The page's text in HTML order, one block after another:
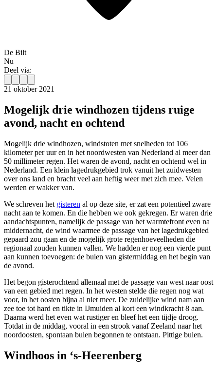
De Bilt
Nu
Deel via:
21 oktober 2021
Mogelijk drie windhozen tijdens ruige
avond, nacht en ochtend
Mogelijk drie windhozen, windstoten met snelheden tot 106
kilometer per uur en in het noordwesten van Nederland al meer dan
50 millimeter regen. Het waren de avond, nacht en ochtend wel in
Nederland. Een klein lagedrukgebied trok vanuit het zuidwesten
over ons land en bracht veel aan heftig weer met zich mee. Velen
werden er wakker van.
We schreven het gisteren al op deze site, er zat een potentieel zware
nacht aan te komen. En die hebben we ook gekregen. Er waren drie
aandachtspunten, namelijk de passage van het warmtefront even na
middernacht, de wind waarmee de passage van het lagedrukgebied
gepaard zou gaan en de mogelijk grote regenhoeveelheden die
regionaal zouden kunnen vallen. We hadden er nog een vierde punt
aan kunnen toevoegen: de buien van gistermiddag en het begin van
de avond.
Het begon gisterochtend allemaal met de passage van west naar oost
van een gebied met regen. In het westen stelde die regen nog wat
voor, in het oosten bijna al niet meer. De zuidelijke wind nam aan
zee toe tot hard en tikte in IJmuiden al kort een windkracht 8 aan.
Daarna werd het even wat rustiger en bleef het een tijdje droog.
Totdat in de middag, vooral in een strook vanaf Zeeland naar het
noordoosten, spontaan buien begonnen te ontstaan. Pittige buien.
Windhoos in ‘s-Heerenberg